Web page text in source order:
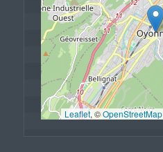
Leaflet, © OpenStreetMap